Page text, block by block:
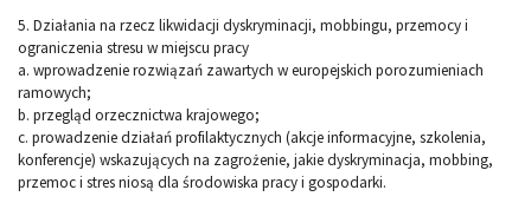
5. Działania na rzecz likwidacji dyskryminacji, mobbingu, przemocy i
ograniczenia stresu w miejscu pracy
a. wprowadzenie rozwiązań zawartych w europejskich porozumieniach
ramowych;
b. przegląd orzecznictwa krajowego;
c. prowadzenie działań profilaktycznych (akcje informacyjne, szkolenia,
konferencje) wskazujących na zagrożenie, jakie dyskryminacja, mobbing,
przemoc i stres niosą dla środowiska pracy i gospodarki.